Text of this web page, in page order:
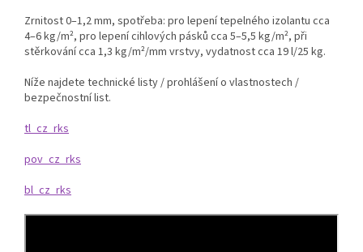
Zrnitost 0–1,2 mm, spotřeba: pro lepení tepelného izolantu cca
4–6 kg/m², pro lepení cihlových pásků cca 5–5,5 kg/m², při
stěrkování cca 1,3 kg/m²/mm vrstvy, vydatnost cca 19 l/25 kg.
Níže najdete technické listy / prohlášení o vlastnostech /
bezpečnostní list.
tl_cz_rks
pov_cz_rks
bl_cz_rks